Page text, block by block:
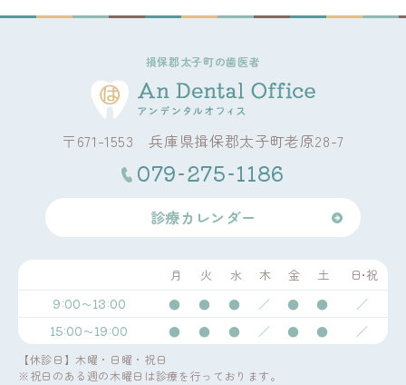
損保郡太子町の歯医者
〒671-1553 兵庫県揖保郡太子町老原28-7
079-275-1186
診療カレンダー
月 火 水 木 金 土
日・祝
9:00～13:00
● ● ● ／ ● ●
／
15:00～19:00
● ● ● ／ ● ● ／
【休診日】木曜・日曜・祝日
※祝日のある週の木曜日は診療を行っております。